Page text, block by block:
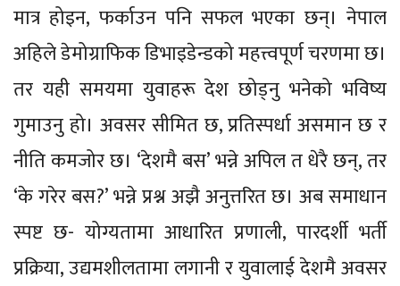
मात्र होइन, फर्काउन पनि सफल भएका छन्। नेपाल
अहिले डेमोग्राफिक डिभाइडेन्डको महत्त्वपूर्ण चरणमा छ।
तर यही समयमा युवाहरू देश छोड्नु भनेको भविष्य
गुमाउनु हो। अवसर सीमित छ, प्रतिस्पर्धा असमान छ र
नीति कमजोर छ। ‘देशमै बस’ भन्ने अपिल त धेरै छन्, तर
‘के गरेर बस?’ भन्ने प्रश्न अझै अनुत्तरित छ। अब समाधान
स्पष्ट छ- योग्यतामा आधारित प्रणाली, पारदर्शी भर्ती
प्रक्रिया, उद्यमशीलतामा लगानी र युवालाई देशमै अवसर